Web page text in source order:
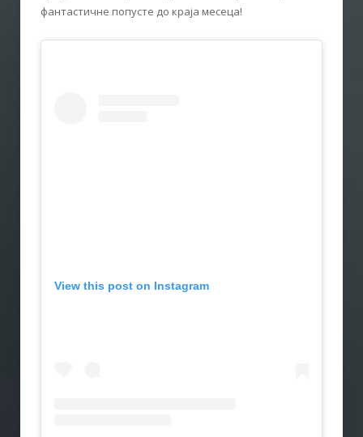
фантастичне попусте до краја месеца!
View this post on Instagram